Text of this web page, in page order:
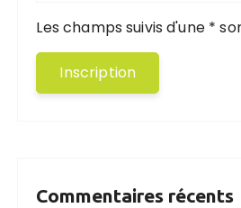
Les champs suivis d'une *
Commentaires récents